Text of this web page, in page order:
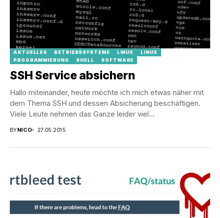
AKTUELLES BETRIEBSSYSTEME LINUX
LINUX
PROGRAMMIERUNG
SHELL SOFTWARE
SSH Service absichern
Hallo miteinander, heute möchte ich mich etwas näher mit
dem Thema SSH und dessen Absicherung beschäftigen.
Viele Leute nehmen das Ganze leider viel...
BYNICO 27.05.2015